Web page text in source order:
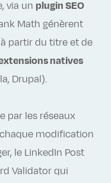
via un plugin SEO
Math génèrent
à partir du titre et de
natives
Drupal).
par les réseaux
modification
le LinkedIn Post
Validator qui